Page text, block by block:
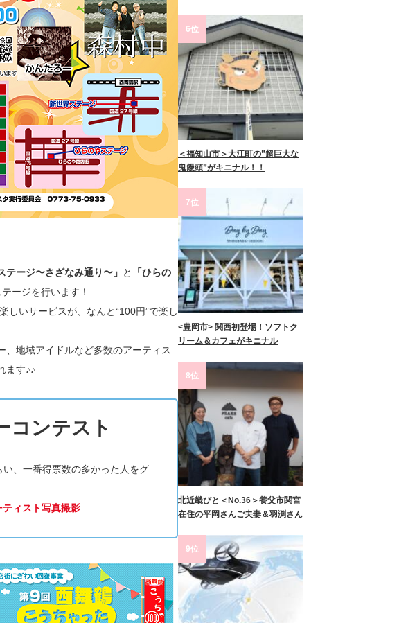
テージ〜さざなみ通り〜」 と
「ひらの
ージを行います！
しいサービスが、なんと“100円”で楽し
、地域アイドルなど多数のアーティス
ます♪♪
ンテスト
、一番得票数の多かった人をグ
ティスト写真撮影
6位
＜福知山市＞大江町の”超巨大な
鬼饅頭”がキニナル！！
7位
<豊岡市> 関西初登場！ソフトク
リーム＆カフェがキニナル
8位
北近畿びと＜No.36＞養父市関宮
在住の平岡さんご夫妻＆羽渕さん
9位